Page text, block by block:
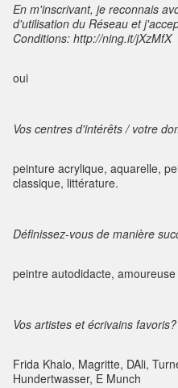
En m'inscrivant, je reconnais
d'utilisation du Réseau et
Conditions: http://ning.it/jXzMfX
oui
Vos centres d'intérêts / votre
peinture acrylique, aquarelle,
classique, littérature.
Définissez-vous de manière
peintre autodidacte,
Vos artistes et écrivains favoris?
Frida Khalo, Magritte, DAli,
Hundertwasser, E Munch